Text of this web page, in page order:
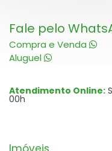
Fale pelo
Compra e Venda
Aluguel
Atendimento Online:
00h